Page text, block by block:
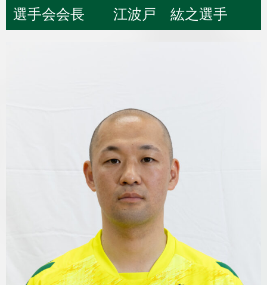
選手会会長 江波戸 紘之選手